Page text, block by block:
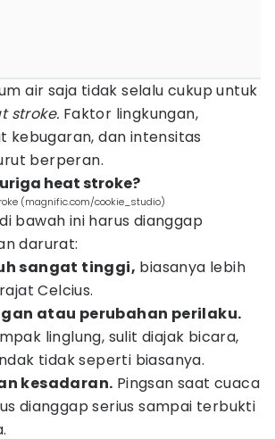
air saja tidak selalu cukup untuk
stroke. Faktor lingkungan,
kebugaran, dan intensitas
berperan.
heat stroke?
(magnific.com/cookie_studio)
bawah ini harus dianggap
darurat:
sangat tinggi, biasanya lebih
Celcius.
atau perubahan perilaku.
linglung, sulit diajak bicara,
tidak seperti biasanya.
kesadaran. Pingsan saat cuaca
dianggap serius sampai terbukti